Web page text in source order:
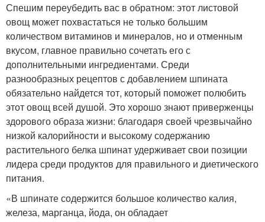
Спешим переубедить вас в обратном: этот листовой
овощ может похвастаться не только большим
количеством витаминов и минералов, но и отменным
вкусом, главное правильно сочетать его с
дополнительными ингредиентами. Среди
разнообразных рецептов с добавлением шпината
обязательно найдется тот, который поможет полюбить
этот овощ всей душой. Это хорошо знают приверженцы
здорового образа жизни: благодаря своей чрезвычайно
низкой калорийности и высокому содержанию
растительного белка шпинат удерживает свои позиции
лидера среди продуктов для правильного и диетического
питания.
«В шпинате содержится большое количество калия,
железа, марганца, йода, он обладает